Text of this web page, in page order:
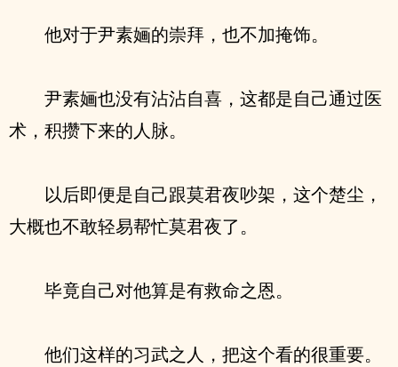
他对于尹素婳的崇拜，也不加掩饰。
尹素婳也没有沾沾自喜，这都是自己通过医
术，积攒下来的人脉。
以后即便是自己跟莫君夜吵架，这个楚尘，
大概也不敢轻易帮忙莫君夜了。
毕竟自己对他算是有救命之恩。
他们这样的习武之人，把这个看的很重要。